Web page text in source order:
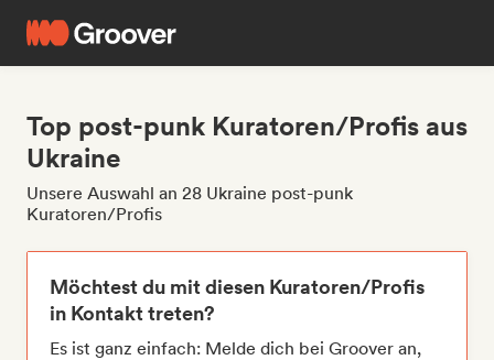
Top post-punk Kuratoren/Profis aus
Ukraine
Unsere Auswahl an 28 Ukraine post-punk
Kuratoren/Profis
Möchtest du mit diesen Kuratoren/Profis
in Kontakt treten?
Es ist ganz einfach: Melde dich bei Groover an,